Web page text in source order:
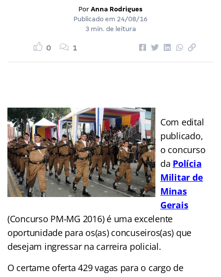
Por Anna Rodrigues
Publicado em 24/08/16
3 min. de leitura
0 1
Com edital
publicado,
o concurso
da Polícia
Militar de
Minas
Gerais
(Concurso PM-MG 2016) é uma excelente
oportunidade para os(as) concuseiros(as) que
desejam ingressar na carreira policial.
O certame oferta 429 vagas para o cargo de